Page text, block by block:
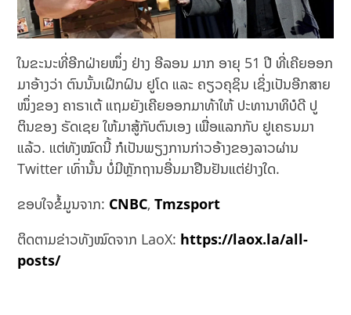
ໃນຂະນະທີ່ອີກຝ່າຍໜຶ່ງ ຢ່າງ ອີລອນ ມາກ ອາຍຸ 51 ​ປີ ທີ່ເຄີຍອອກ
ມາອ້າງວ່າ ຕົນນັ້ນເຝິກຝົນ ຢູໂດ ແລະ ຄຽວຄຸຊິນ ເຊິ່ງເປັນອີກສາຍ
ໜຶ່ງຂອງ ຄາຣາເຕ້ ແຖມຍັງເຄີຍອອກມາທ້າໃຫ້ ປະທານາທິບໍດີ ປູ
ຕິນຂອງ ຣັດເຊຍ ໃຫ້ມາສູ້ກັບຕົນເອງ ເພື່ອແລກກັບ ຢູເຄຣນມາ
ແລ້ວ. ແຕ່ທັງໝົດນີ້ ກໍເປັນພຽງການກ່າວອ້າງຂອງລາວຜ່ານ
Twitter ເທົ່ານັ້ນ ບໍ່ມີຫຼັກຖານອື່ນມາຢືນຢັນແຕ່ຢ່າງໃດ.
ຂອບໃຈຂໍ້ມູນຈາກ: CNBC,Tmzsport
ຕິດຕາມຂ່າວທັງໝົດຈາກ LaoX: https://laox.la/all-
posts/